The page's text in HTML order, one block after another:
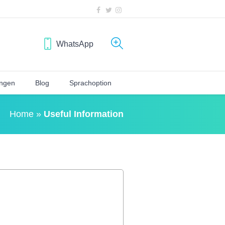
WhatsApp
Blog Sprachoption
Home » Useful Information